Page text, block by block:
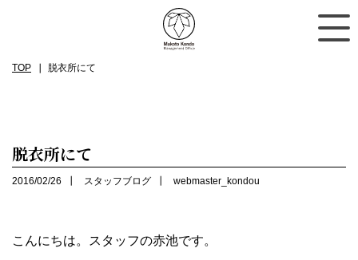
TOP 脱衣所にて
脱衣所にて
2016/02/26 スタッフブログ webmaster_kondou
こんにちは。スタッフの赤池です。